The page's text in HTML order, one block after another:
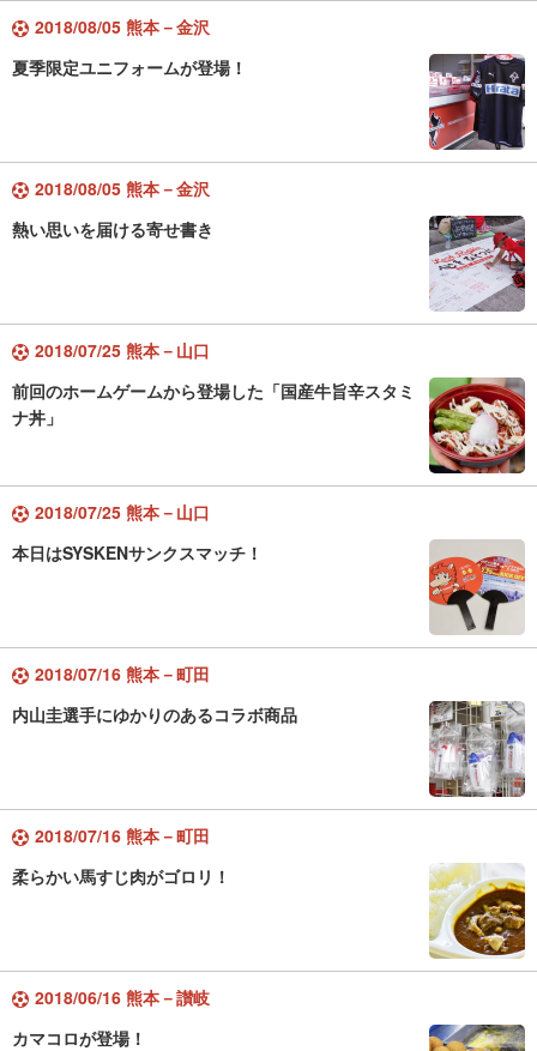
2018/08/05 熊本－金沢
夏季限定ユニフォームが登場！
2018/08/05 熊本－金沢
熱い思いを届ける寄せ書き
2018/07/25 熊本－山口
前回のホームゲームから登場した「国産牛旨辛スタミ
ナ丼」
2018/07/25 熊本－山口
本日はSYSKENサンクスマッチ！
2018/07/16 熊本－町田
内山圭選手にゆかりのあるコラボ商品
2018/07/16 熊本－町田
柔らかい馬すじ肉がゴロリ！
2018/06/16 熊本－讃岐
カマコロが登場！